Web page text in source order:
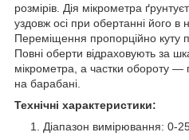
розмірів. Дія мікрометра
уздовж осі при обертанні його в
Переміщення пропорційно куту
Повні оберти відраховують за
мікрометра, а частки обороту —
на барабані.
Технічні характеристики:
Діапазон вимірювання: 0-